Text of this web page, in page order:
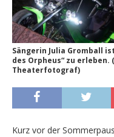
Sängerin Julia Gromball
des Orpheus“ zu
Theaterfotograf)
Kurz vor der